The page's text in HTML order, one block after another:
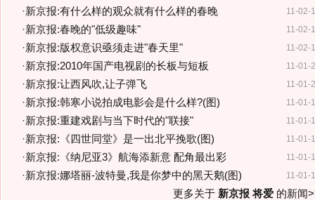
11-02-
·新京报:有什么样的观众就有什么样的春晚
11-02-
·新京报:春晚的"低级趣味"
11-02-
·新京报:版权意识亟须走进"春天里"
11-01-
·新京报:2010年国产电视剧的长板与短板
11-01-
·新京报:让西风吹,让子弹飞
11-01-
·新京报:韩寒小说拍成电影会是什么样?(图)
11-01-
·新京报:重建戏剧与当下时代的"联接"
11-01-
·新京报:《四世同堂》是一出北平挽歌(图)
11-01-
·新京报:《纳尼亚3》航海添新意 配角最出彩
11-01-
·新京报:娜塔丽-波特曼,我是你梦中的黑天鹅(图)
更多关于 新京报 将爱的新闻